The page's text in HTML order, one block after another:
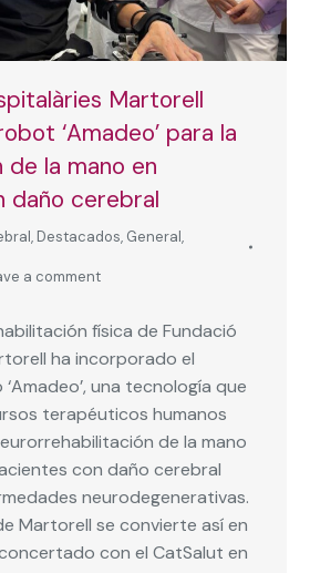
Martorell
‘Amadeo’ para la
la mano en
daño cerebral
, Destacados, General,
a comment
física de Fundació
ha incorporado el
una tecnología que
terapéuticos humanos
de la mano
con daño cerebral
neurodegenerativas.
Martorell se convierte así en
con el CatSalut en